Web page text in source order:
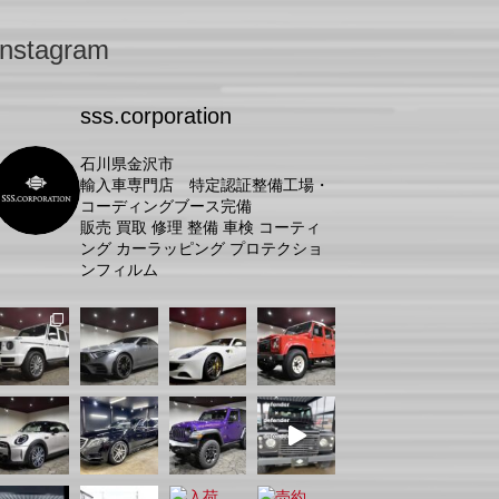
sss.corporation
石川県金沢市
輸入車専門店 特定認証整備工場・
コーディングブース完備
販売 買取 修理 整備 車検 コーティ
ング カーラッピング プロテクショ
ンフィルム